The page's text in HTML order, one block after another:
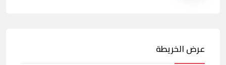
عرض الخريطة